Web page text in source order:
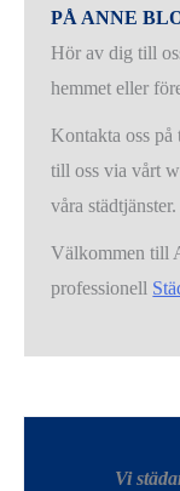
PÅ ANNE
Hör av dig till
hemmet eller
Kontakta oss
till oss via vårt
våra städtjänster.
Välkommen till
professionell
Vi